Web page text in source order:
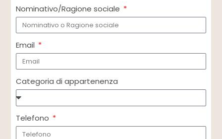
Nominativo/Ragione sociale
Email
Categoria di appartenenza
Telefono